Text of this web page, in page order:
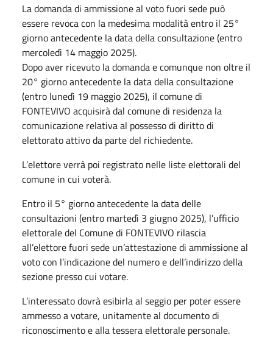
La domanda di ammissione al voto fuori sede può
essere revoca con la medesima modalità entro il 25°
giorno antecedente la data della consultazione (entro
mercoledì 14 maggio 2025).
Dopo aver ricevuto la domanda e comunque non oltre il
20° giorno antecedente la data della consultazione
(entro lunedì 19 maggio 2025), il comune di
FONTEVIVO acquisirà dal comune di residenza la
comunicazione relativa al possesso di diritto di
elettorato attivo da parte del richiedente.
L’elettore verrà poi registrato nelle liste elettorali del
comune in cui voterà.
Entro il 5° giorno antecedente la data delle
consultazioni (entro martedì 3 giugno 2025), l’ufficio
elettorale del Comune di FONTEVIVO rilascia
all’elettore fuori sede un’attestazione di ammissione al
voto con l’indicazione del numero e dell’indirizzo della
sezione presso cui votare.
L’interessato dovrà esibirla al seggio per poter essere
ammesso a votare, unitamente al documento di
riconoscimento e alla tessera elettorale personale.